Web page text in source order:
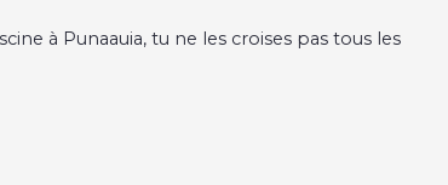
à Punaauia, tu ne les croises pas tous les